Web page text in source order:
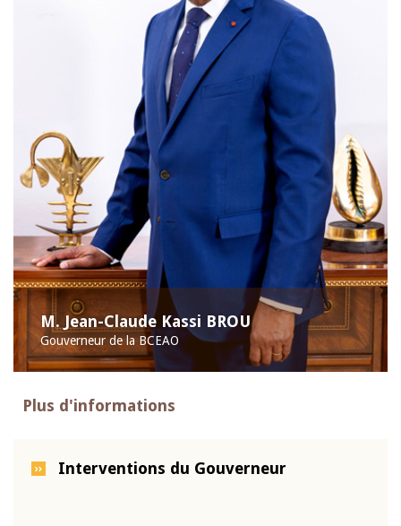
M. Jean-Claude Kassi BROU
Gouverneur de la BCEAO
Plus d'informations
Interventions du Gouverneur